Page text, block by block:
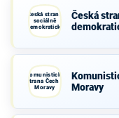
Česká strana
sociálně
demokratická
Česká
Komunistická
strana Čech a
Moravy
Moravy